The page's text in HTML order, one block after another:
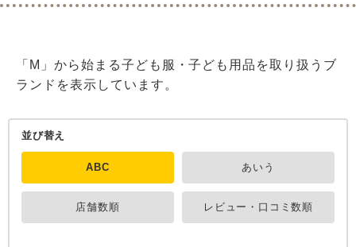
「M」から始まる子ども服・子ども用品を取り扱うブ
ランドを表示しています。
並び替え
ABC あいう
店舗数順 レビュー・口コミ数順